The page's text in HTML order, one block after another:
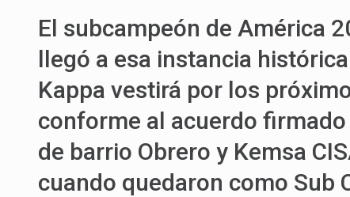
El subcampeón de América
llegó a esa instancia
Kappa vestirá por los
conforme al acuerdo
de barrio Obrero y Kemsa
cuando quedaron como Sub